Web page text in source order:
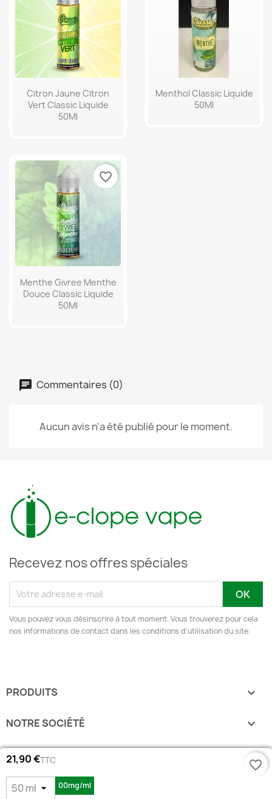
21,90 €TTC
00mg/ml
favorite_border
Citron Jaune Citron
Vert Classic Liquide
50Ml
Menthol Classic Liquide
50Ml
Menthe Givree Menthe
Douce Classic Liquide
50Ml
favorite_border
Commentaires (0)
Aucun avis n'a été publié pour le moment.
Recevez nos offres spéciales
Vous pouvez vous désinscrire à tout moment. Vous trouverez pour cela
nos informations de contact dans les conditions d'utilisation du site.
PRODUITS 
NOTRE SOCIÉTÉ 
VOTRE COMPTE 
INFORMATIONS